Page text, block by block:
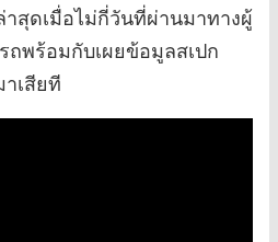
สุดเมื่อไม่กี่วันที่ผ่านมาทางผู้
ถพร้อมกับเผยข้อมูลสเปก
เสียที